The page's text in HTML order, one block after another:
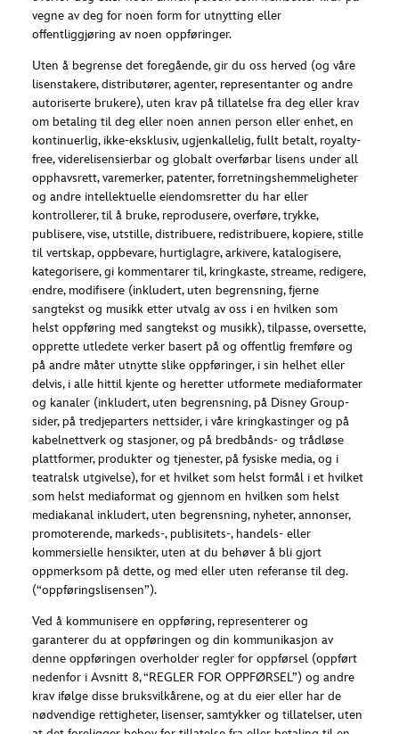
vegne av deg for noen form for utnytting eller
offentliggjøring av noen oppføringer.
Uten å begrense det foregående, gir du oss herved (og våre
lisenstakere, distributører, agenter, representanter og andre
autoriserte brukere), uten krav på tillatelse fra deg eller krav
om betaling til deg eller noen annen person eller enhet, en
kontinuerlig, ikke-eksklusiv, ugjenkallelig, fullt betalt, royalty-
free, viderelisensierbar og globalt overførbar lisens under all
opphavsrett, varemerker, patenter, forretningshemmeligheter
og andre intellektuelle eiendomsretter du har eller
kontrollerer, til å bruke, reprodusere, overføre, trykke,
publisere, vise, utstille, distribuere, redistribuere, kopiere, stille
til vertskap, oppbevare, hurtiglagre, arkivere, katalogisere,
kategorisere, gi kommentarer til, kringkaste, streame, redigere,
endre, modifisere (inkludert, uten begrensning, fjerne
sangtekst og musikk etter utvalg av oss i en hvilken som
helst oppføring med sangtekst og musikk), tilpasse, oversette,
opprette utledete verker basert på og offentlig fremføre og
på andre måter utnytte slike oppføringer, i sin helhet eller
delvis, i alle hittil kjente og heretter utformete mediaformater
og kanaler (inkludert, uten begrensning, på Disney Group-
sider, på tredjeparters nettsider, i våre kringkastinger og på
kabelnettverk og stasjoner, og på bredbånds- og trådløse
plattformer, produkter og tjenester, på fysiske media, og i
teatralsk utgivelse), for et hvilket som helst formål i et hvilket
som helst mediaformat og gjennom en hvilken som helst
mediakanal inkludert, uten begrensning, nyheter, annonser,
promoterende, markeds-, publisitets-, handels- eller
kommersielle hensikter, uten at du behøver å bli gjort
oppmerksom på dette, og med eller uten referanse til deg.
(“oppføringslisensen”).
Ved å kommunisere en oppføring, representerer og
garanterer du at oppføringen og din kommunikasjon av
denne oppføringen overholder regler for oppførsel (oppført
nedenfor i Avsnitt 8, “REGLER FOR OPPFØRSEL”) og andre
krav ifølge disse bruksvilkårene, og at du eier eller har de
nødvendige rettigheter, lisenser, samtykker og tillatelser, uten